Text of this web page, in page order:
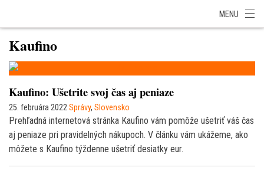
MENU
Kaufino
Kaufino: Ušetrite svoj čas aj peniaze
25. februára 2022Správy, Slovensko
Prehľadná internetová stránka Kaufino vám pomôže ušetriť váš čas
aj peniaze pri pravidelných nákupoch. V článku vám ukážeme, ako
môžete s Kaufino týždenne ušetriť desiatky eur.